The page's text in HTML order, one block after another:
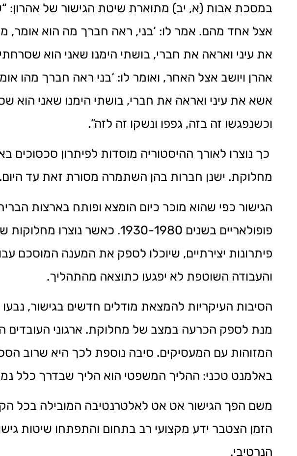
במסכת אבות (א, יב) מתוארת שיטת הגישור של אהרון:
אצל אחד מהם. אמר לו: ‘בני, ראה חברך מה הוא אומר,
את עיני ואראה את חברי, בושתי הימנו שאני הוא
אהרן ויושב אצל האחר, ואומר לו: ‘בני ראה חברך מהו
אשא את עיני ואראה את חברי, בושתי הימנו שאני הוא
וכשנפגשו זה בזה, גפפו ונשקו זה לזה”.
כך נוצרו לאורך ההיסטוריה מוסדות לפיתרון סכסוכים
מחלוקת. ישנן חברות בהן השתמרה מסורת זאת עד היום.
הגישור כפי שהוא מוכר כיום הומצא ופותח בארצות
פופולאריים בשנים 1930-1980.
פיתרונות יצירתיים, שיוכלו לספק את המענה המוסכם
והעבודה השוטפת לא יפגעו כתוצאה מהתהליך.
הסיבות העיקריות להמצאת מודלים חדשים בגישור,
מנת לספק הכרעה במצב של מחלוקת. ארגוני העובדים
המזוהות עם המעסיקים. סיבה נוספת לכך היא שרוב
באלמנט טכני: ההליך המשפטי הוא הליך שבדרך כלל
משם הפך הגישור אט אט לאלטרנטיבה המובילה בכל
הזמן הצטבר ידע מקצועי רב בתחום והתפתחו שיטות
הנרטיבי.